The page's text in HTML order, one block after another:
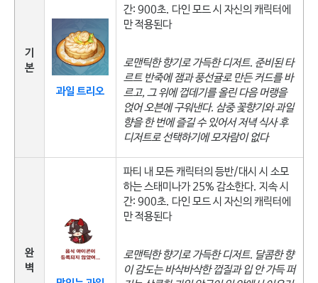
기
본
과일 트리오
간: 900초. 다인 모드 시 자신의 캐릭터에
만 적용된다
로맨틱한 향기로 가득한 디저트. 준비된 타
르트 반죽에 잼과 풍선귤로 만든 커드를 바
르고, 그 위에 껍데기를 올린 다음 머랭을
얹어 오븐에 구워낸다. 삼중 꽃향기와 과일
향을 한 번에 즐길 수 있어서 저녁 식사 후
디저트로 선택하기에 모자람이 없다
완
벽
파티 내 모든 캐릭터의 등반/대시 시 소모
하는 스태미나가 25% 감소한다. 지속 시
간: 900초. 다인 모드 시 자신의 캐릭터에
만 적용된다
로맨틱한 향기로 가득한 디저트. 달콤한 향
이 감도는 바삭바삭한 껍질과 입 안 가득 퍼